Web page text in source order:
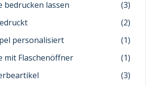
bedrucken lassen
(3)
(2)
personalisiert
(1)
mit Flaschenöffner
(1)
(3)